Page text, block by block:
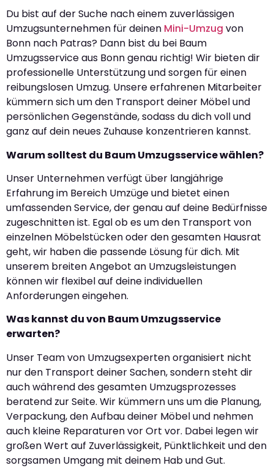
Du bist auf der Suche nach einem zuverlässigen
Umzugsunternehmen für deinen Mini-Umzug von
Bonn nach Patras? Dann bist du bei Baum
Umzugsservice aus Bonn genau richtig! Wir bieten dir
professionelle Unterstützung und sorgen für einen
reibungslosen Umzug. Unsere erfahrenen Mitarbeiter
kümmern sich um den Transport deiner Möbel und
persönlichen Gegenstände, sodass du dich voll und
ganz auf dein neues Zuhause konzentrieren kannst.
Warum solltest du Baum Umzugsservice wählen?
Unser Unternehmen verfügt über langjährige
Erfahrung im Bereich Umzüge und bietet einen
umfassenden Service, der genau auf deine Bedürfnisse
zugeschnitten ist. Egal ob es um den Transport von
einzelnen Möbelstücken oder den gesamten Hausrat
geht, wir haben die passende Lösung für dich. Mit
unserem breiten Angebot an Umzugsleistungen
können wir flexibel auf deine individuellen
Anforderungen eingehen.
Was kannst du von Baum Umzugsservice
erwarten?
Unser Team von Umzugsexperten organisiert nicht
nur den Transport deiner Sachen, sondern steht dir
auch während des gesamten Umzugsprozesses
beratend zur Seite. Wir kümmern uns um die Planung,
Verpackung, den Aufbau deiner Möbel und nehmen
auch kleine Reparaturen vor Ort vor. Dabei legen wir
großen Wert auf Zuverlässigkeit, Pünktlichkeit und den
sorgsamen Umgang mit deinem Hab und Gut.